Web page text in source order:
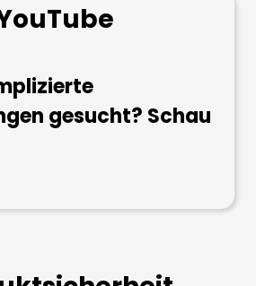
gesucht? Schau